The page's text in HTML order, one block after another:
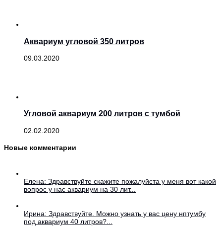
Аквариум угловой 350 литров
09.03.2020
Угловой аквариум 200 литров с тумбой
02.02.2020
Новые комментарии
Елена: Здравствуйте скажите пожалуйста у меня вот какой
вопрос у нас аквариум на 30 лит...
Ирина: Здравствуйте. Можно узнать у вас цену нптумбу
под аквариум 40 литров?...